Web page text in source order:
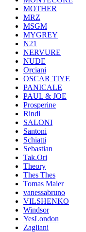
MOTHER
MRZ
MSGM
MYGREY
N21
NERVURE
NUDE
Orciani
OSCAR TIYE
PANICALE
PAUL & JOE
Prosperine
Rindi
SALONI
Santoni
Schiatti
Sebastian
Tak.Ori
Theory
Thes Thes
Tomas Maier
vanessabruno
VILSHENKO
Windsor
YesLondon
Zagliani